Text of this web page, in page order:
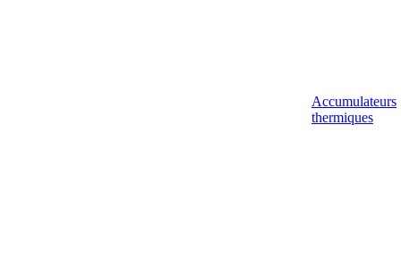
Accumulateurs
thermiques